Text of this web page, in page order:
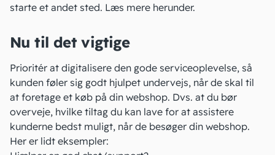
starte et andet sted. Læs mere herunder.
Nu til det vigtige
Prioritér at digitalisere den gode serviceoplevelse, så
kunden føler sig godt hjulpet undervejs, når de skal til
at foretage et køb på din webshop. Dvs. at du bør
overveje, hvilke tiltag du kan lave for at assistere
kunderne bedst muligt, når de besøger din webshop.
Her er lidt eksempler: